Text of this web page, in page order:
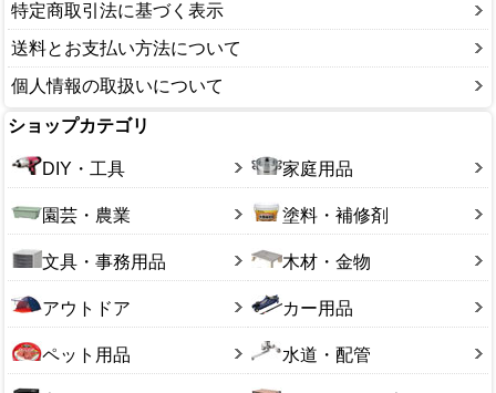
特定商取引法に基づく表示
送料とお支払い方法について
個人情報の取扱いについて
ショップカテゴリ
DIY・工具 家庭用品
園芸・農業 塗料・補修剤
文具・事務用品 木材・金物
アウトドア カー用品
ペット用品 水道・配管